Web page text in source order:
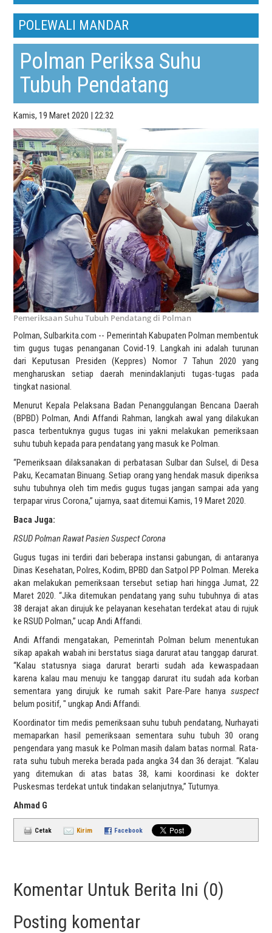
POLEWALI MANDAR
Polman Periksa Suhu
Tubuh Pendatang
Kamis, 19 Maret 2020 | 22:32
Pemeriksaan Suhu Tubuh Pendatang di Polman
Polman, Sulbarkita.com -- Pemerintah Kabupaten Polman membentuk
tim gugus tugas penanganan Covid-19. Langkah ini adalah turunan
dari Keputusan Presiden (Keppres) Nomor 7 Tahun 2020 yang
mengharuskan setiap daerah menindaklanjuti tugas-tugas pada
tingkat nasional.
Menurut Kepala Pelaksana Badan Penanggulangan Bencana Daerah
(BPBD) Polman, Andi Affandi Rahman, langkah awal yang dilakukan
pasca terbentuknya gugus tugas ini yakni melakukan pemeriksaan
suhu tubuh kepada para pendatang yang masuk ke Polman.
“Pemeriksaan dilaksanakan di perbatasan Sulbar dan Sulsel, di Desa
Paku, Kecamatan Binuang. Setiap orang yang hendak masuk diperiksa
suhu tubuhnya oleh tim medis gugus tugas jangan sampai ada yang
terpapar virus Corona,” ujarnya, saat ditemui Kamis, 19 Maret 2020.
Baca Juga:
RSUD Polman Rawat Pasien Suspect Corona
Gugus tugas ini terdiri dari beberapa instansi gabungan, di antaranya
Dinas Kesehatan, Polres, Kodim, BPBD dan Satpol PP Polman. Mereka
akan melakukan pemeriksaan tersebut setiap hari hingga Jumat, 22
Maret 2020. “Jika ditemukan pendatang yang suhu tubuhnya di atas
38 derajat akan dirujuk ke pelayanan kesehatan terdekat atau di rujuk
ke RSUD Polman,” ucap Andi Affandi.
Andi Affandi mengatakan, Pemerintah Polman belum menentukan
sikap apakah wabah ini berstatus siaga darurat atau tanggap darurat.
“Kalau statusnya siaga darurat berarti sudah ada kewaspadaan
karena kalau mau menuju ke tanggap darurat itu sudah ada korban
sementara yang dirujuk ke rumah sakit Pare-Pare hanya suspect
belum positif, " ungkap Andi Affandi.
Koordinator tim medis pemeriksaan suhu tubuh pendatang, Nurhayati
memaparkan hasil pemeriksaan sementara suhu tubuh 30 orang
pengendara yang masuk ke Polman masih dalam batas normal. Rata-
rata suhu tubuh mereka berada pada angka 34 dan 36 derajat. “Kalau
yang ditemukan di atas batas 38, kami koordinasi ke dokter
Puskesmas terdekat untuk tindakan selanjutnya,” Tuturnya.
Ahmad G
Cetak Kirim Facebook
Komentar Untuk Berita Ini (0)
Posting komentar